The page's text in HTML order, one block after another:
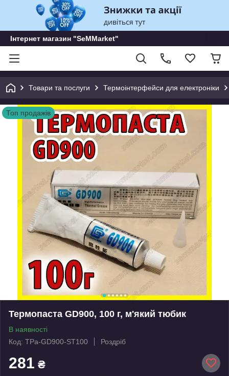
Інтернет магазин "SeMMarket"
Товари та послуги Термоінтерфейси для електроніки
Топ продажів
Термопаста GD900, 100 г, м'який тюбик
В наявності
Код: TPa-GD900-ST100
Роздріб
281 ₴